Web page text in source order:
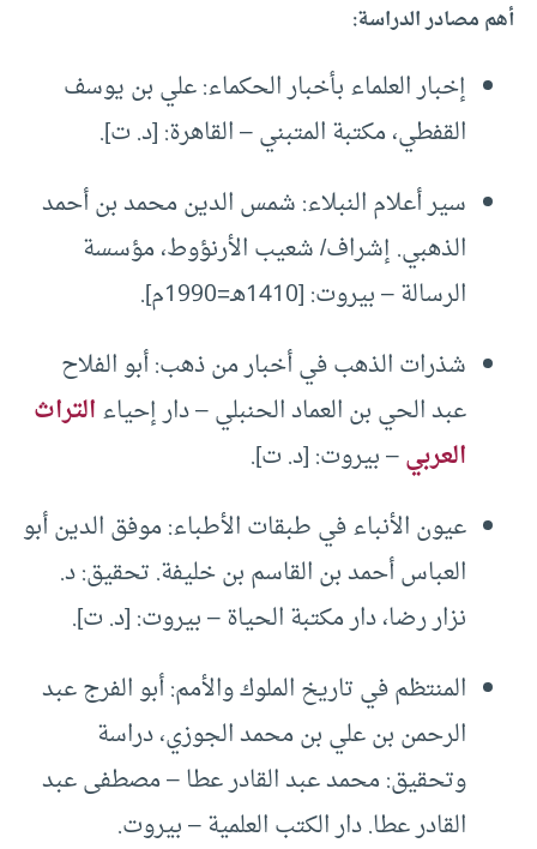
أهم مصادر الدراسة:
إخبار العلماء بأخبار الحكماء: علي بن يوسف
القفطي، مكتبة المتبني – القاهرة: [د. ت].
سير أعلام النبلاء: شمس الدين محمد بن أحمد
الذهبي. إشراف/ شعيب الأرنؤوط، مؤسسة
الرسالة – بيروت: [1410هـ=1990م].
شذرات الذهب في أخبار من ذهب: أبو الفلاح
عبد الحي بن العماد الحنبلي – دار إحياءالتراث
العربي– بيروت: [د. ت].
عيون الأنباء في طبقات الأطباء: موفق الدين أبو
العباس أحمد بن القاسم بن خليفة. تحقيق: د.
نزار رضا، دار مكتبة الحياة – بيروت: [د. ت].
المنتظم في تاريخ الملوك والأمم: أبو الفرج عبد
الرحمن بن علي بن محمد الجوزي، دراسة
وتحقيق: محمد عبد القادر عطا – مصطفى عبد
القادر عطا. دار الكتب العلمية – بيروت.